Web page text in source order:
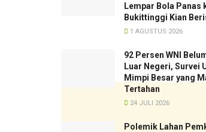
Lempar Bola Panas
Bukittinggi Kian
1 AGUSTUS 2026
92 Persen WNI
Luar Negeri, Survei
Mimpi Besar yang
Tertahan
24 JULI 2026
Polemik Lahan